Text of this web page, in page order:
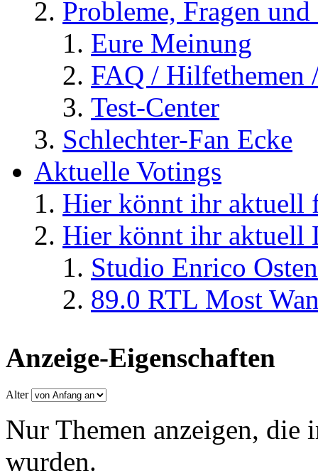
Probleme, Fragen
Eure Meinung
FAQ / Hilfethemen
Test-Center
Schlechter-Fan Ecke
Aktuelle Votings
Hier könnt ihr aktuell
Hier könnt ihr aktuell
Studio Enrico
89.0 RTL Most
Anzeige-Eigenschaften
Alter
Nur Themen anzeigen, die
wurden.